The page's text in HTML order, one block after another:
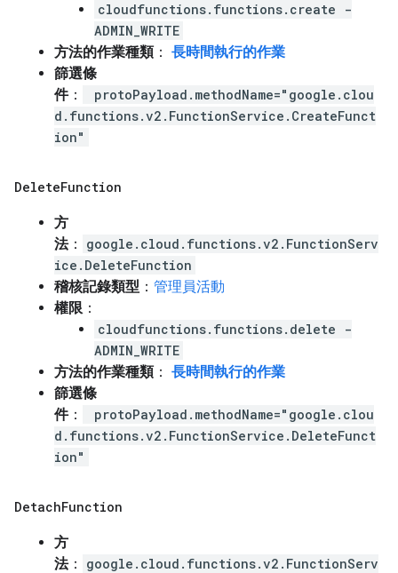
cloudfunctions.functions.create -
ADMIN_WRITE
方法的作業種類： 長時間執行的作業
篩選條
件：
protoPayload.methodName="google.clou
d.functions.v2.FunctionService.CreateFunct
ion"
DeleteFunction
方
法：
google.cloud.functions.v2.FunctionServ
ice.DeleteFunction
稽核記錄類型 ： 管理員活動
權限 ：
cloudfunctions.functions.delete -
ADMIN_WRITE
方法的作業種類： 長時間執行的作業
篩選條
件：
protoPayload.methodName="google.clou
d.functions.v2.FunctionService.DeleteFunct
ion"
DetachFunction
方
法：
google.cloud.functions.v2.FunctionServ